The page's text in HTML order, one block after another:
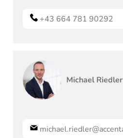
+43 664 781 90292
Michael Riedler